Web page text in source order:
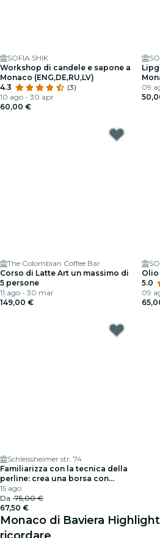
SOFIA.SHIK
Workshop di candele e sapone a
Monaco (ENG,DE,RU,LV)
4.3
(3)
10 ago - 30 apr
60,00 €
09
The Colombian Coffee Bar
Corso di Latte Art un massimo di
5 persone
11 ago - 30 mar
149,00 €
5.0
09
Schleissheimer str. 74
Familiarizza con la tecnica della
perline: crea una borsa con
perline di perle
15 ago
Da 75,00 €
67,50 €
Monaco di Baviera